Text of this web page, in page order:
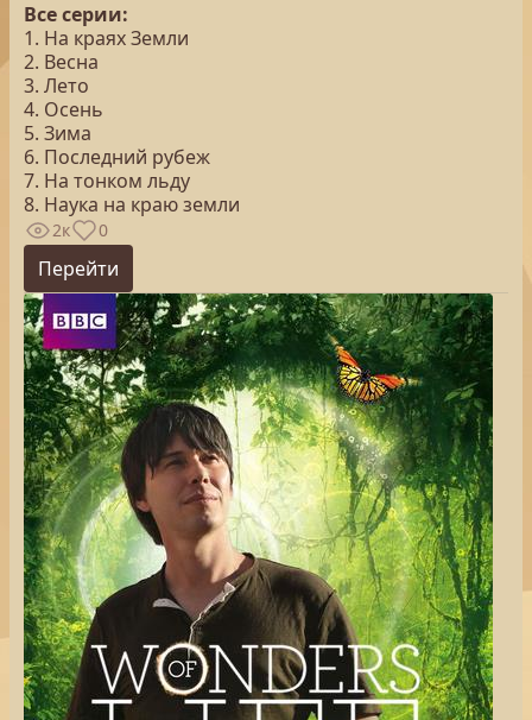
Все серии:
1. На краях Земли
2. Весна
3. Лето
4. Осень
5. Зима
6. Последний рубеж
7. На тонком льду
8. Наука на краю земли
2к 0
Перейти